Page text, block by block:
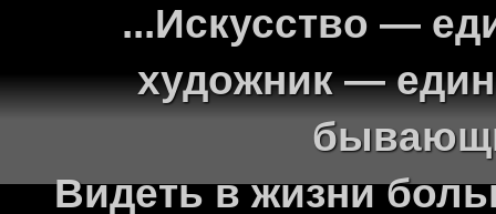
...Искусство —
художник —
Видеть в жизни